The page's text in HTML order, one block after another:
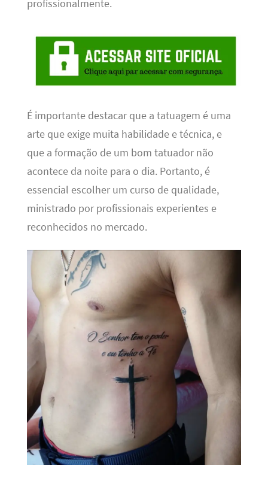
profissionalmente.
É importante destacar que a tatuagem é uma
arte que exige muita habilidade e técnica, e
que a formação de um bom tatuador não
acontece da noite para o dia. Portanto, é
essencial escolher um curso de qualidade,
ministrado por profissionais experientes e
reconhecidos no mercado.